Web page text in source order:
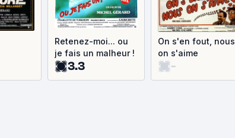
Retenez-moi... ou
je fais un malheur !
3.3
On s'en fout, nous
on s'aime
-